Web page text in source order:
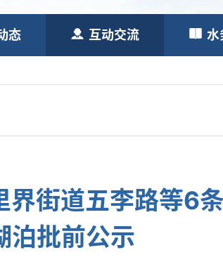
态 互动交流 水
街道五李路等6
泊批前公示